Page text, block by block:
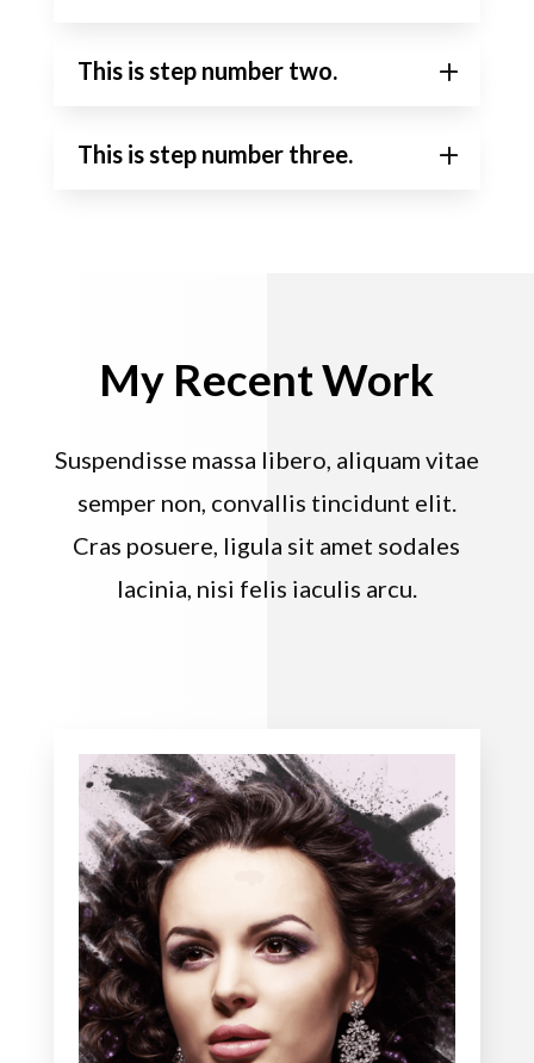
This is step number two.
This is step number three.
My Recent Work
Suspendisse massa libero, aliquam vitae
semper non, convallis tincidunt elit.
Cras posuere, ligula sit amet sodales
lacinia, nisi felis iaculis arcu.